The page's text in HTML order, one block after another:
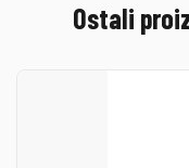
Ostali